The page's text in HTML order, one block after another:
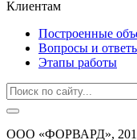
Клиентам
Построенные
Вопросы и
Этапы работы
ООО «ФОРВАРД»,